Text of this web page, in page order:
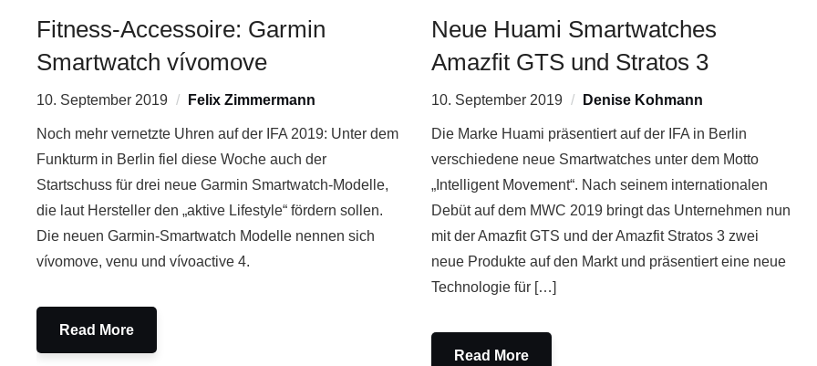
Fitness-Accessoire: Garmin
Smartwatch vívomove
10. September 2019 Felix Zimmermann
Noch mehr vernetzte Uhren auf der IFA 2019: Unter dem
Funkturm in Berlin fiel diese Woche auch der
Startschuss für drei neue Garmin Smartwatch-Modelle,
die laut Hersteller den „aktive Lifestyle“ fördern sollen.
Die neuen Garmin-Smartwatch Modelle nennen sich
vívomove, venu und vívoactive 4.
Read More
Neue Huami Smartwatches
Amazfit GTS und Stratos 3
10. September 2019 Denise Kohmann
Die Marke Huami präsentiert auf der IFA in Berlin
verschiedene neue Smartwatches unter dem Motto
„Intelligent Movement“. Nach seinem internationalen
Debüt auf dem MWC 2019 bringt das Unternehmen nun
mit der Amazfit GTS und der Amazfit Stratos 3 zwei
neue Produkte auf den Markt und präsentiert eine neue
Technologie für […]
Read More